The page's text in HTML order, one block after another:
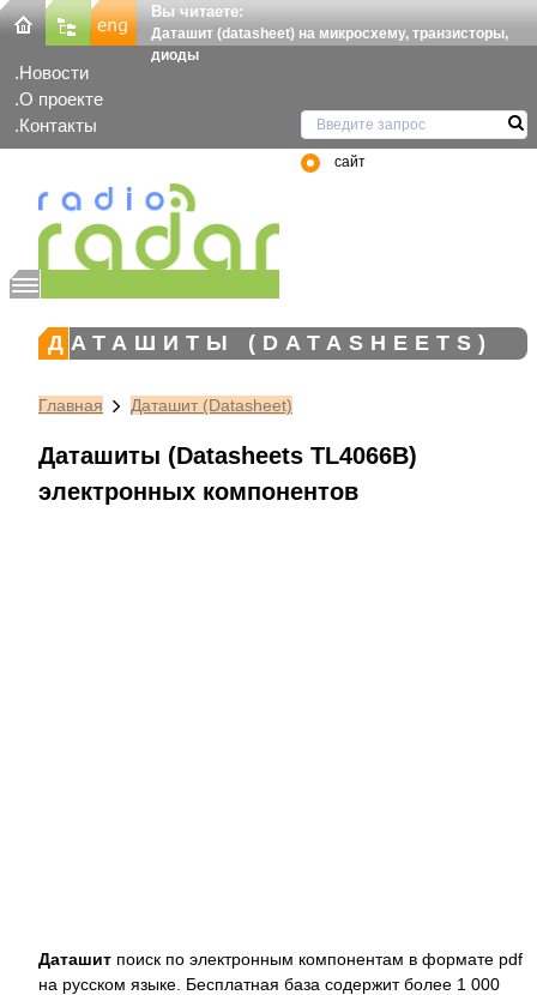
Вы читаете:
Даташит (datasheet) на микросхему, транзисторы,
диоды
Новости
О проекте
Контакты
сайт
ДАТАШИТЫ (DATASHEETS)
Главная Даташит (Datasheet)
Даташиты (Datasheets TL4066B)
электронных компонентов
Даташит поиск по электронным компонентам в формате pdf
на русском языке. Бесплатная база содержит более 1 000